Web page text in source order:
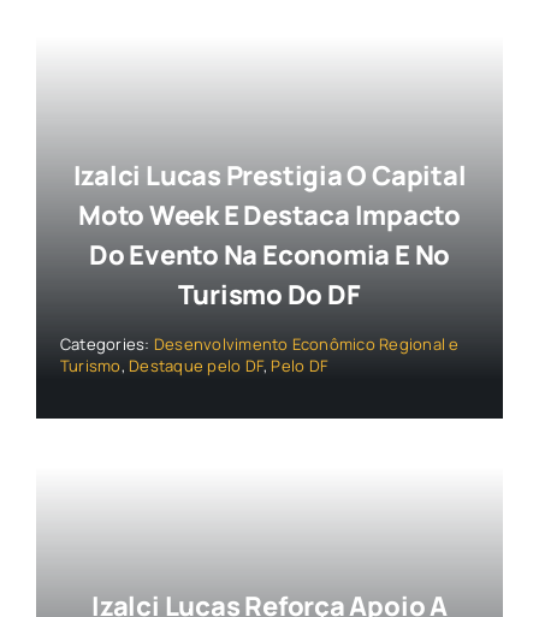
Izalci Lucas Prestigia O Capital
Moto Week E Destaca Impacto
Do Evento Na Economia E No
Turismo Do DF
Categories: Desenvolvimento Econômico Regional e
Turismo, Destaque pelo DF, Pelo DF
Izalci Lucas Reforça Apoio A